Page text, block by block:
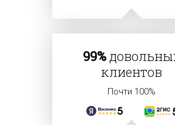
99%
клиентов
Почти 100%